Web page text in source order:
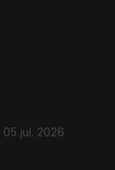
05 jul. 2026